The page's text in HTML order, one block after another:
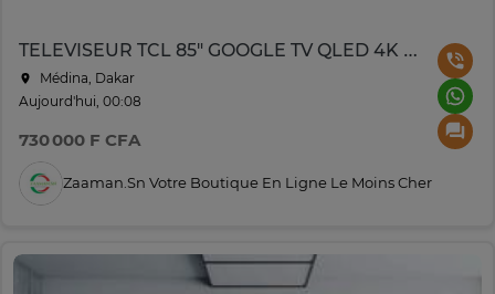
TELEVISEUR TCL 85" GOOGLE TV QLED 4K P745/85C655ZXM
Médina, Dakar
Aujourd'hui, 00:08
730 000 F CFA
Zaaman.sn Votre Boutique En Ligne Le Moins Cher